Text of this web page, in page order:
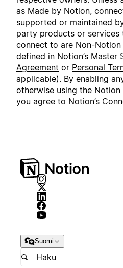
as Made by Notion,
supported or maintained
party products or services
connect to are Non-
defined in Notion’s Master
Agreement or Personal
applicable). By enabling
otherwise using the Notion
you agree to Notion’s
Suomi